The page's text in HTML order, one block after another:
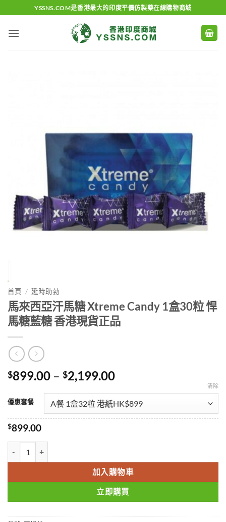
to
content
YSSNS.COM是香港最大的印度平價仿製藥在線購物商城
首頁 / 延時助勃
馬來西亞汗馬糖 Xtreme Candy 1盒30粒 悍
馬糖藍糖 香港現貨正品
$899.00 – $2,199.00Price
$899.00
through
$2,199.00
優惠套餐
清除
$899.00
加入購物車
立即購買